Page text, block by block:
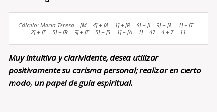
Cálculo: Maria Teresa = [M = 4] + [A = 1] + [R = 9] + [I = 9] + [A = 1] + [T =
2] + [E = 5] + [R = 9] + [E = 5] + [S = 1] + [A = 1] = 47 = 4 + 7 = 11
Muy intuitiva y clarividente, desea utilizar
positivamente su carisma personal; realizar en cierto
modo, un papel de guía espiritual.